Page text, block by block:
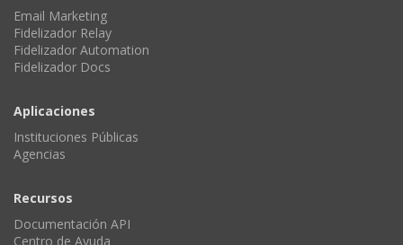
Email Marketing
Fidelizador Relay
Fidelizador Automation
Fidelizador Docs
Aplicaciones
Instituciones Públicas
Agencias
Recursos
Documentación API
Centro de Ayuda